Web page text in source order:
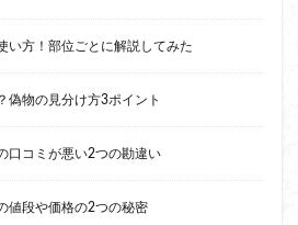
い方！部位ごとに解説してみた
偽物の見分け方3ポイント
口コミが悪い2つの勘違い
値段や価格の2つの秘密